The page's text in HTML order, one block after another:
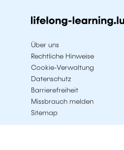
Über uns
Rechtliche Hinweise
Cookie-Verwaltung
Datenschutz
Barrierefreiheit
Missbrauch melden
Sitemap